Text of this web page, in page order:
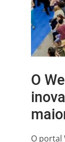
O
O portal